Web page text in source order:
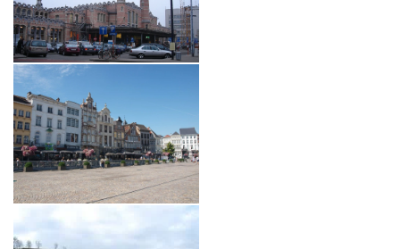
APART'HOTELS
B-aparthotel Brussel Ambiorix
B-aparthotel Brussel Regent
B-aparthotel Brussel Grand Place
B-aparthotel Brussel Montgomery
Voornaam*:
Telefoon :
E-mail*:
Aankomst datum*: